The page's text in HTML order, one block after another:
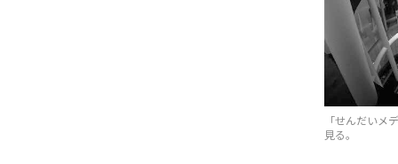
「せんだいメ
見る。